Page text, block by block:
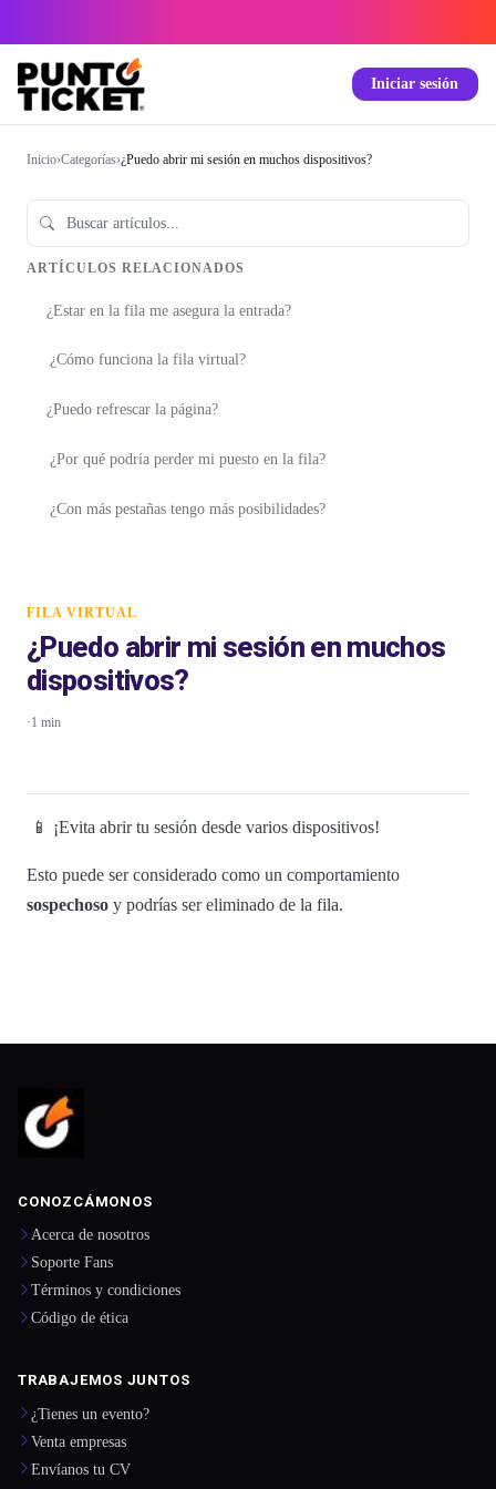
Iniciar sesión
Inicio›Categorías›¿Puedo abrir mi sesión en muchos dispositivos?
ARTÍCULOS RELACIONADOS
¿Estar en la fila me asegura la entrada?
¿Cómo funciona la fila virtual?
¿Puedo refrescar la página?
¿Por qué podría perder mi puesto en la fila?
¿Con más pestañas tengo más posibilidades?
FILA VIRTUAL
¿Puedo abrir mi sesión en muchos
dispositivos?
·1 min
📱 ¡Evita abrir tu sesión desde varios dispositivos!
Esto puede ser considerado como un comportamiento
sospechoso y podrías ser eliminado de la fila.
CONOZCÁMONOS
Acerca de nosotros
Soporte Fans
Términos y condiciones
Código de ética
TRABAJEMOS JUNTOS
¿Tienes un evento?
Venta empresas
Envíanos tu CV